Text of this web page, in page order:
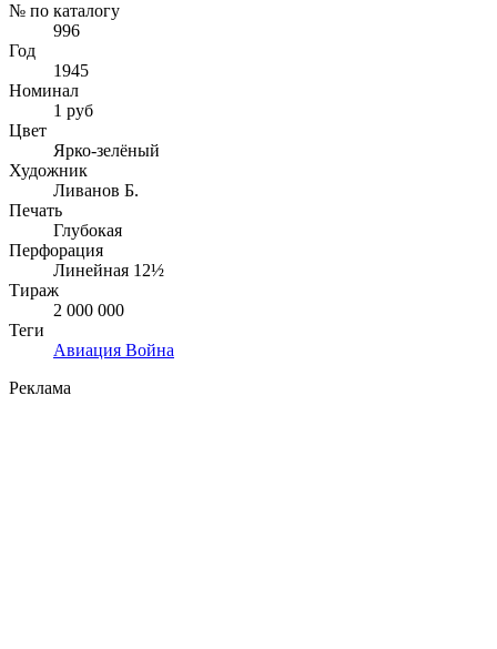
№ по каталогу
996
Год
1945
Номинал
1 руб
Цвет
Ярко-зелёный
Художник
Ливанов Б.
Печать
Глубокая
Перфорация
Линейная 12½
Тираж
2 000 000
Теги
Авиация Война
Реклама